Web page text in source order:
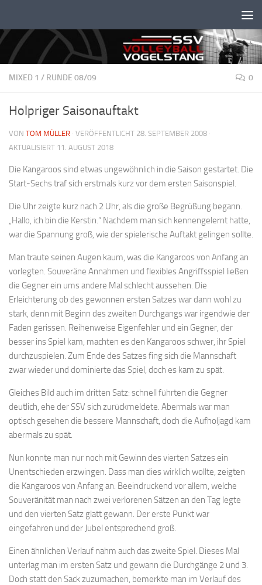
MIXED 1 / RUNDE 08/09 0
Holpriger Saisonauftakt
VON TOM MÜLLER · VERÖFFENTLICHT 28. SEPTEMBER 2008 ·
AKTUALISIERT 11. AUGUST 2018
Die Kangaroos sind etwas ungewöhnlich in die Saison gestartet. Die
Start-Sechs traf sich erstmals kurz vor dem ersten Saisonspiel.
Die Uhr zeigte kurz nach 2 Uhr, als die große Begrüßung begann.
„Hallo, ich bin die Kerstin.“ Nachdem man sich kennengelernt hatte,
war die Spannung groß, wie der spielerische Auftakt gelingen sollte.
Man traute seinen Augen kaum, was die Kangaroos von Anfang an
vorlegten. Souveräne Annahmen und flexibles Angriffsspiel ließen
die Gegner ein ums andere Mal schlecht aussehen. Die
Erleichterung ob des gewonnen ersten Satzes war dann wohl zu
stark, denn mit Beginn des zweiten Durchgangs war irgendwie der
Faden gerissen. Reihenweise Eigenfehler und ein Gegner, der
besser ins Spiel kam, machten es den Kangaroos schwer, ihr Spiel
durchzuspielen. Zum Ende des Satzes fing sich die Mannschaft
zwar wieder und dominierte das Spiel, doch es kam zu spät.
Gleiches Bild auch im dritten Satz: schnell führten die Gegner
deutlich, ehe der SSV sich zurückmeldete. Abermals war man
optisch gesehen die bessere Mannschaft, doch die Aufholjagd kam
abermals zu spät.
Nun konnte man nur noch mit Gewinn des vierten Satzes ein
Unentschieden erzwingen. Dass man dies wirklich wollte, zeigten
die Kangaroos von Anfang an. Beeindruckend vor allem, welche
Souveränität man nach zwei verlorenen Sätzen an den Tag legte
und den vierten Satz glatt gewann. Der erste Punkt war
eingefahren und der Jubel entsprechend groß.
Einen ähnlichen Verlauf nahm auch das zweite Spiel. Dieses Mal
unterlag man im ersten Satz und gewann die Durchgänge 2 und 3.
Doch statt den Sack zuzumachen, bemerkte man im Verlauf des